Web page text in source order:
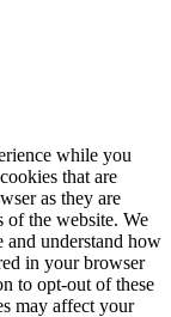
while you
that are
as they are
of the website. We
and understand how
in your browser
to opt-out of these
may affect your